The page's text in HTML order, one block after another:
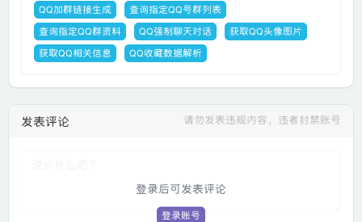
QQ加群链接生成
查询指定QQ号群列表
查询指定QQ群资料
QQ强制聊天对话
获取QQ头像图片
获取QQ相关信息
QQ收藏数据解析
登录后可发表评论
登录账号
发表评论 请勿发表违规内容，违者封禁账号